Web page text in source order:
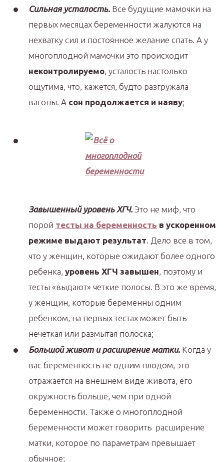
Сильная усталость. Все будущие мамочки на
первых месяцах беременности жалуются на
нехватку сил и постоянное желание спать. А у
многоплодной мамочки это происходит
неконтролируемо, усталость настолько
ощутима, что, кажется, будто разгружала
вагоны. А сон продолжается и наяву;
Завышенный уровень ХГЧ. Это не миф, что
порой тесты на беременность в ускоренном
режиме выдают результат. Дело все в том,
что у женщин, которые ожидают более одного
ребенка, уровень ХГЧ завышен, поэтому и
тесты «выдают» четкие полосы. В это же время,
у женщин, которые беременны одним
ребенком, на первых тестах может быть
нечеткая или размытая полоска;
Большой живот и расширение матки. Когда у
вас беременность не одним плодом, это
отражается на внешнем виде живота, его
окружность больше, чем при одной
беременности. Также о многоплодной
беременности может говорить расширение
матки, которое по параметрам превышает
обычное;